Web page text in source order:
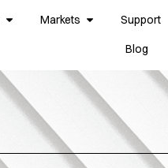
Markets Support
Blog